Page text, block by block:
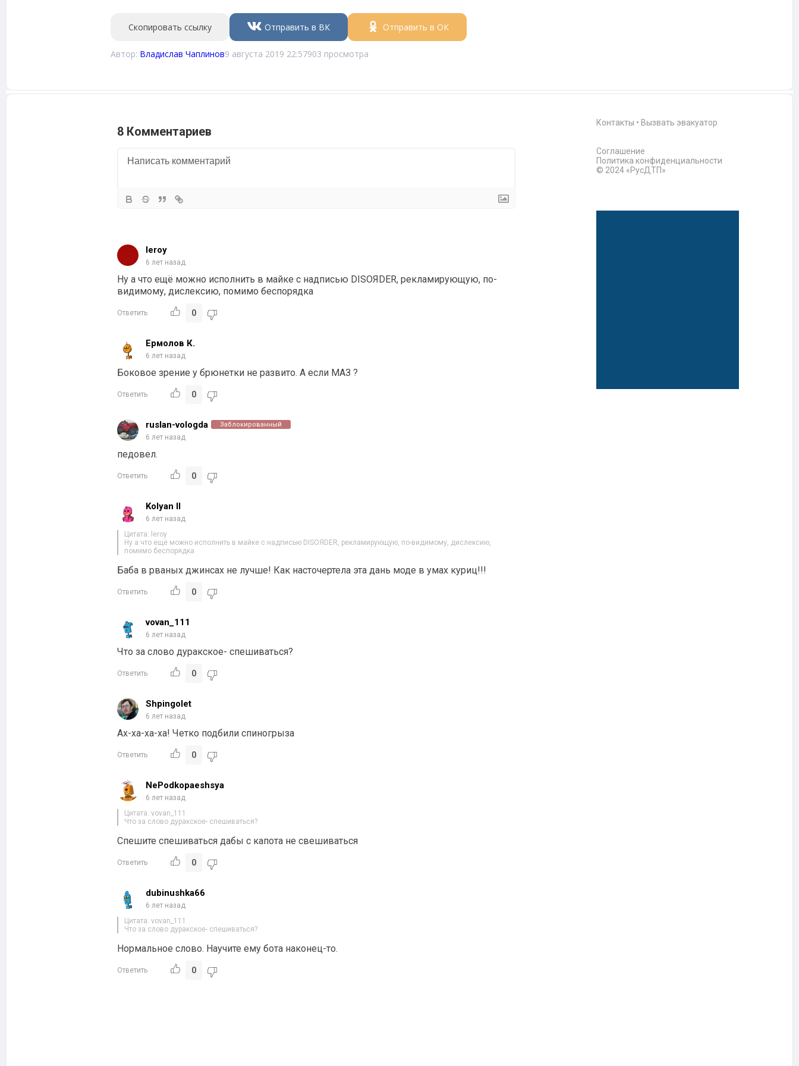
Скопировать ссылку Отправить в ВК Отправить в ОК
Автор: Владислав Чаплинов9 августа 2019 22:57903 просмотра
8 Комментариев
leroy
6 лет назад
Ну а что ещё можно исполнить в майке с надписью DISOЯDER, рекламирующую, по-
видимому, дислексию, помимо беспорядка
Ответить 0
Ермолов К.
6 лет назад
Боковое зрение у брюнетки не развито. А если МАЗ ?
Ответить 0
ruslan-vologda Заблокированный
6 лет назад
педовел.
Ответить 0
Kolyan ll
6 лет назад
Цитата: leroy
Ну а что ещё можно исполнить в майке с надписью DISOЯDER, рекламирующую, по-видимому, дислексию,
помимо беспорядка
Баба в рваных джинсах не лучше! Как насточертела эта дань моде в умах куриц!!!
Ответить 0
vovan_111
6 лет назад
Что за слово дуракское- спешиваться?
Ответить 0
Shpingolet
6 лет назад
Ах-ха-ха-ха! Четко подбили спиногрыза
Ответить 0
NePodkopaeshsya
6 лет назад
Цитата: vovan_111
Что за слово дуракское- спешиваться?
Спешите спешиваться дабы с капота не свешиваться
Ответить 0
dubinushka66
6 лет назад
Цитата: vovan_111
Что за слово дуракское- спешиваться?
Нормальное слово. Научите ему бота наконец-то.
Ответить 0
Контакты • Вызвать эвакуатор
Соглашение
Политика конфиденциальности
© 2024 «РусДТП»